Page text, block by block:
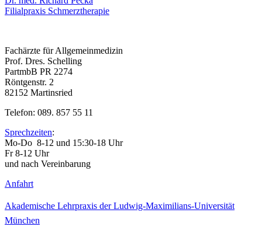
Filialpraxis Schmerztherapie
Fachärzte für Allgemeinmedizin
Prof. Dres. Schelling
PartmbB PR 2274
Röntgenstr. 2
82152 Martinsried
Telefon: 089. 857 55 11
Sprechzeiten:
Mo-Do 8-12 und 15:30-18 Uhr
Fr 8-12 Uhr
und nach Vereinbarung
Anfahrt
Akademische Lehrpraxis der Ludwig-Maximilians-Universität
München